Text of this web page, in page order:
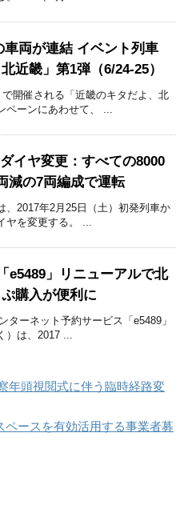
車両が連結 イベント列車
北近畿」第1弾（6/24-25）
開催される「近畿のキタだよ、北
ペーンにあわせて、 ...
イヤ変更：すべての8000
減の7両編成で運転
、2017年2月25日（土）初発列車か
ヤを変更する。 ...
e5489」リニューアルで北
購入が便利に
ターネット予約サービス「e5489」
）は、2017 ...
年頭視閲式に伴う臨時経路変
ペースを有効活用する事業者募